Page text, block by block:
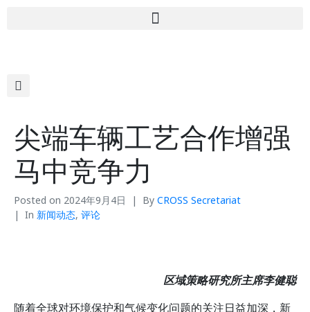
尖端车辆工艺合作增强
马中竞争力
Posted on 2024年9月4日 By CROSS Secretariat
In 新闻动态, 评论
区域策略研究所主席李健聪
随着全球对环境保护和气候变化问题的关注日益加深，新